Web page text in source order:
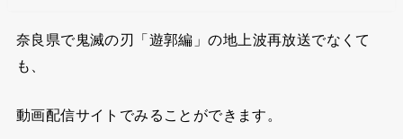
奈良県で鬼滅の刃「遊郭編」の地上波再放送でなくて
も、
動画配信サイトでみることができます。